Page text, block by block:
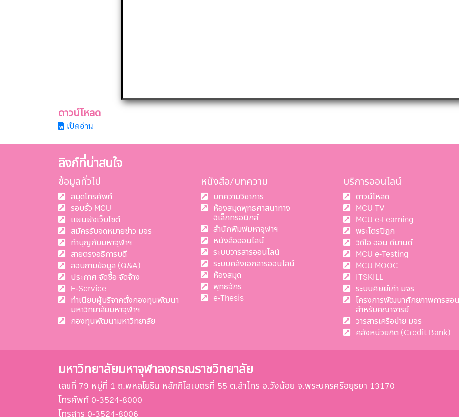
ดาวน์โหลด
เปิดอ่าน
ลิงก์ที่น่าสนใจ
ข้อมูลทั่วไป
สมุดโทรศัพท์
รอบรั้ว MCU
แผนผังเว็บไซต์
สมัครรับจดหมายข่าว มจร
ทำบุญกับมหาจุฬาฯ
สายตรงอธิการบดี
สอบถามข้อมูล (Q&A)
ประกาศ จัดซื้อ จัดจ้าง
E-Service
ทำเนียบผู้บริจาคตั้งกองทุนพัฒนา
มหาวิทยาลัยมหาจุฬาฯ
กองทุนพัฒนามหาวิทยาลัย
หนังสือ/บทความ
บทความวิชาการ
ห้องสมุดพุทธศาสนาทาง
อิเล็กทรอนิกส์
สำนักพิมพ์มหาจุฬาฯ
หนังสือออนไลน์
ระบบวารสารออนไลน์
ระบบคลังเอกสารออนไลน์
ห้องสมุด
พุทธจักร
e-Thesis
บริการออนไลน์
ดาวน์โหลด
MCU TV
MCU e-Learning
พระไตรปิฎก
วิดีโอ ออน ดีมานด์
MCU e-Testing
MCU MOOC
ITSKILL
ระบบศิษย์เก่า มจร
โครงการพัฒนาศักยภาพการสอน
สำหรับคณาจารย์
วารสารเครือข่าย มจร
คลังหน่วยกิต (Credit Bank)
มหาวิทยาลัยมหาจุฬาลงกรณราชวิทยาลัย
เลขที่ 79 หมู่ที่ 1 ถ.พหลโยธิน หลักกิโลเมตรที่ 55 ต.ลำไทร อ.วังน้อย จ.พระนครศรีอยุธยา 13170
โทรศัพท์ 0-3524-8000
โทรสาร 0-3524-8006